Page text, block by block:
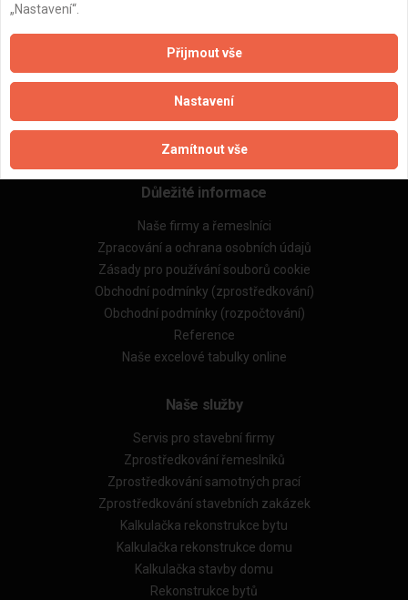
ZPĚT
Aktualizováno z portálu ARES dne 05.01.2025 14:24:07
Důležité informace
Naše firmy a řemeslníci
Zpracování a ochrana osobních údajů
Zásady pro používání souborů cookie
Obchodní podmínky (zprostředkování)
Obchodní podmínky (rozpočtování)
Reference
Naše excelové tabulky online
Naše služby
Servis pro stavební firmy
Zprostředkování řemeslníků
Zprostředkování samotných prací
Zprostředkování stavebních zakázek
Kalkulačka rekonstrukce bytu
Kalkulačka rekonstrukce domu
Kalkulačka stavby domu
Rekonstrukce bytů
„Nastavení“.
Přijmout vše
Nastavení
Zamítnout vše